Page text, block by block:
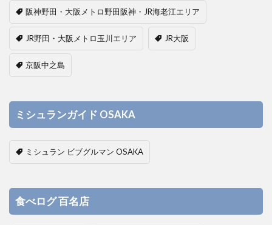
阪神野田・大阪メトロ野田阪神・JR海老江エリア
JR野田・大阪メトロ玉川エリア JR大阪
京阪中之島
ミシュランガイド OSAKA
ミシュラン ビブグルマン OSAKA
食べログ 百名店